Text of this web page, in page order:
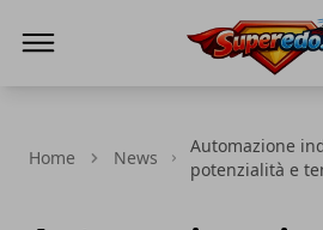
Home News
Automazione
potenzialità e